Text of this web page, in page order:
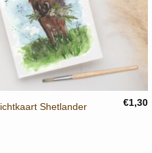
Shetlander €1,30